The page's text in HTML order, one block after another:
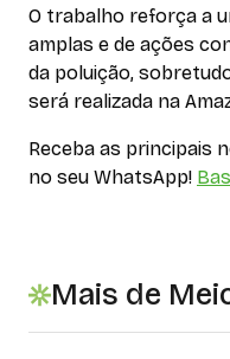
O trabalho reforça a
amplas e de ações
da poluição,
será realizada na
Receba as principais
no seu WhatsApp!
Mais de